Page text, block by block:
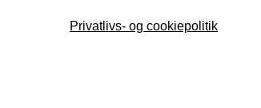
Privatlivs- og cookiepolitik